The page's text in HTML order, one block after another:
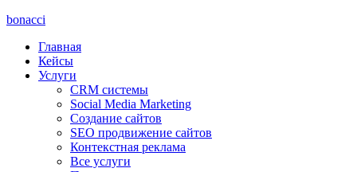
bonacci
Главная
Кейсы
Услуги
CRM системы
Social Media Marketing
Создание сайтов
SEO продвижение сайтов
Контекстная реклама
Все услуги